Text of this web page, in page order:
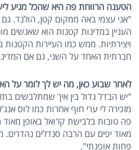
הטענה הרווחת פה היא שהכל מגיע
"אני עצמי באה ממקום קטן, הולנד. גם
העניין במדינות קטנות הוא שאנשים
ויצירתיות. ממש כמו העיירות
חברתית האחד על השני, גם אם
לאחר שבוע כאן, מה יש לך לומר על
"יש הבדל גדול בין איך שמתלבשים
מזכירה לי ערי חוף אחרות כמו לוס
פה טובות בלבישת קז'ואל באופן מאוד
מאוד יפים עם הרבה סנדלים
פחות אופנתי".